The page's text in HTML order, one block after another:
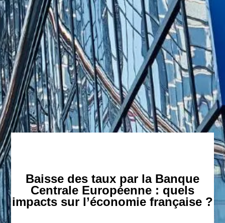
Baisse des taux par la Banque
Centrale Européenne : quels
impacts sur l’économie française ?